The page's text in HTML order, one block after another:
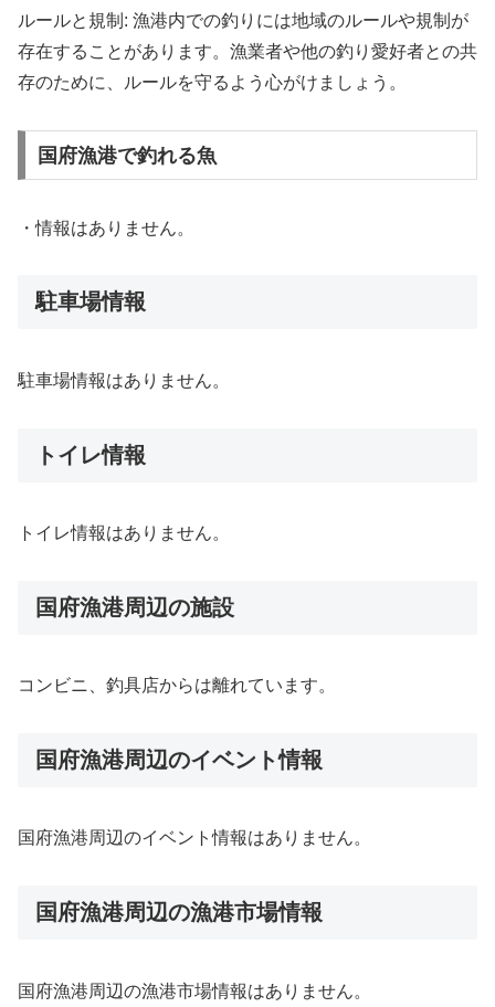
ルールと規制: 漁港内での釣りには地域のルールや規制が
存在することがあります。漁業者や他の釣り愛好者との共
存のために、ルールを守るよう心がけましょう。
国府漁港で釣れる魚
・情報はありません。
駐車場情報
駐車場情報はありません。
トイレ情報
トイレ情報はありません。
国府漁港周辺の施設
コンビニ、釣具店からは離れています。
国府漁港周辺のイベント情報
国府漁港周辺のイベント情報はありません。
国府漁港周辺の漁港市場情報
国府漁港周辺の漁港市場情報はありません。